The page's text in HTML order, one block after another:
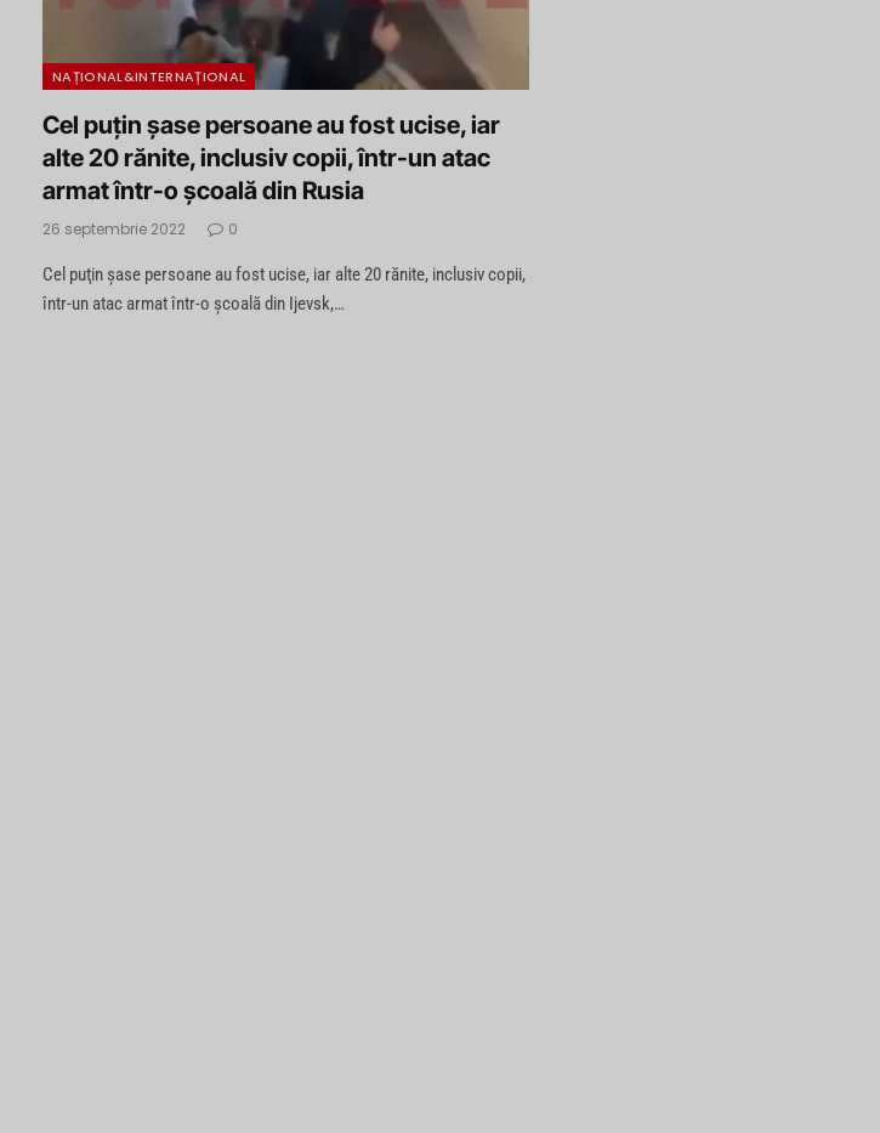
NAȚIONAL&INTERNAȚIONAL
Cel puţin şase persoane au fost ucise, iar
alte 20 rănite, inclusiv copii, într-un atac
armat într-o şcoală din Rusia
26 septembrie 2022 0
Cel puţin şase persoane au fost ucise, iar alte 20 rănite, inclusiv copii,
într-un atac armat într-o şcoală din Ijevsk,…